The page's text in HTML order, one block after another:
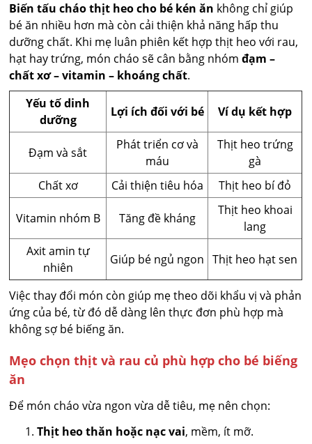
Biến tấu cháo thịt heo cho bé kén ăn không chỉ giúp
bé ăn nhiều hơn mà còn cải thiện khả năng hấp thu
dưỡng chất. Khi mẹ luân phiên kết hợp thịt heo với rau,
hạt hay trứng, món cháo sẽ cân bằng nhómđạm –
chất xơ – vitamin – khoáng chất.
Yếu tố dinh
dưỡng
Lợi ích đối với bé Ví dụ kết hợp
Đạm và sắt
Phát triển cơ và
máu
Thịt heo trứng
gà
Chất xơ
Cải thiện tiêu hóa Thịt heo bí đỏ
Vitamin nhóm B Tăng đề kháng
Thịt heo khoai
lang
Axit amin tự
nhiên
Giúp bé ngủ ngon Thịt heo hạt sen
Việc thay đổi món còn giúp mẹ theo dõi khẩu vị và phản
ứng của bé, từ đó dễ dàng lên thực đơn phù hợp mà
không sợ bé biếng ăn.
Mẹo chọn thịt và rau củ phù hợp cho bé biếng
ăn
Để món cháo vừa ngon vừa dễ tiêu, mẹ nên chọn:
Thịt heo thăn hoặc nạc vai, mềm, ít mỡ.